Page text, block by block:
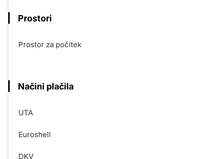
Prostori
Prostor za počitek
Načini plačila
UTA
Euroshell
DKV